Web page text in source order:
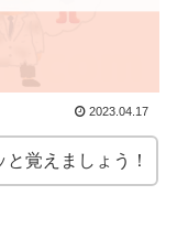
2023.04.17
覚えましょう！